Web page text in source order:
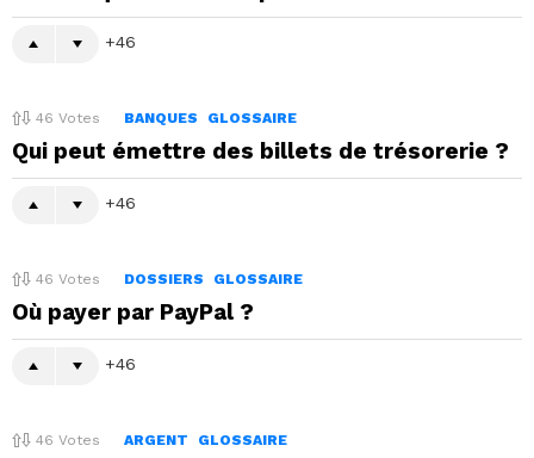
46
46 Votes BANQUES GLOSSAIRE
Qui peut émettre des billets de trésorerie ?
46
46 Votes DOSSIERS GLOSSAIRE
Où payer par PayPal ?
46
46 Votes ARGENT GLOSSAIRE